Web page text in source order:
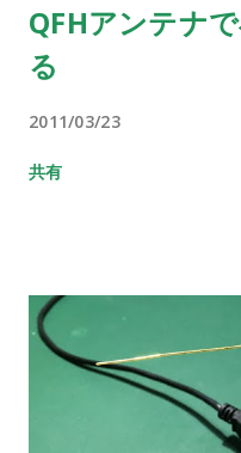
QFHアンテナ
る
2011/03/23
共有